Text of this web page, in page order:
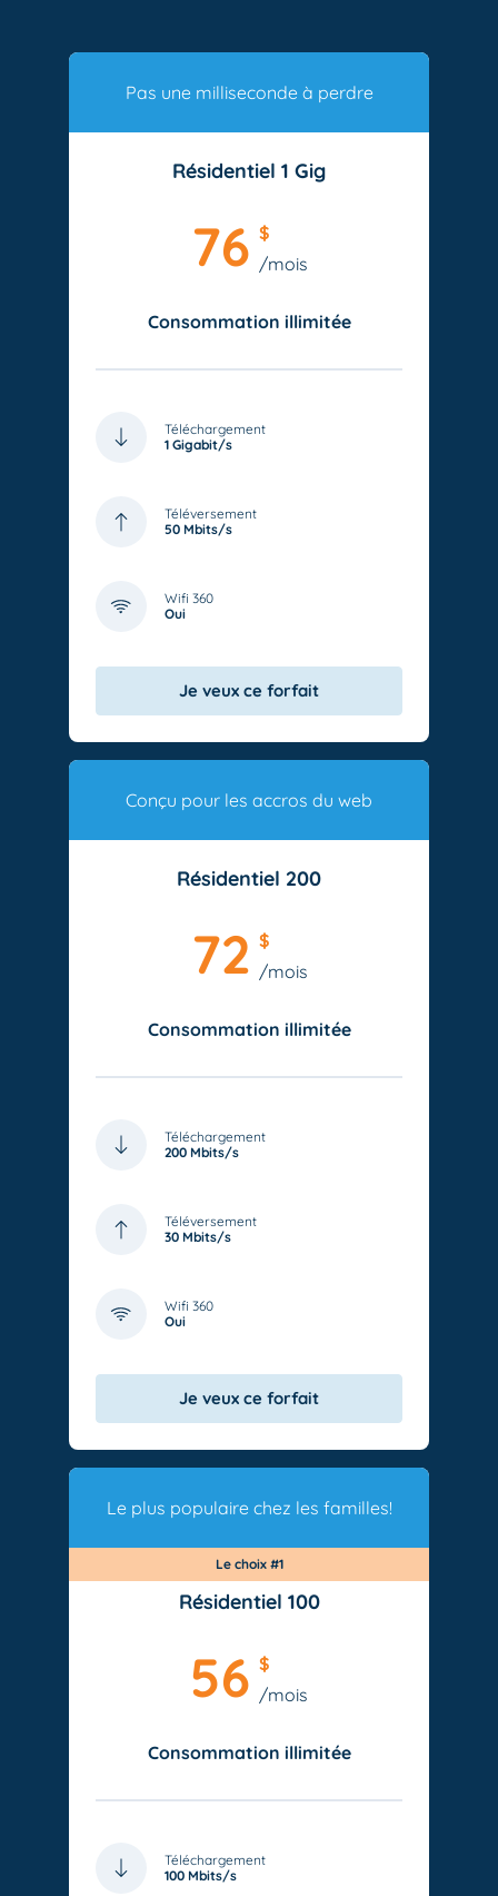
Pas une milliseconde à perdre
Résidentiel 1 Gig
76 $
/mois
Consommation illimitée
Téléchargement
1 Gigabit/s
Téléversement
50 Mbits/s
Wifi 360
Oui
Je veux ce forfait
Conçu pour les accros du web
Résidentiel 200
72 $
/mois
Consommation illimitée
Téléchargement
200 Mbits/s
Téléversement
30 Mbits/s
Wifi 360
Oui
Je veux ce forfait
Le plus populaire chez les familles!
Le choix #1
Résidentiel 100
56 $
/mois
Consommation illimitée
Téléchargement
100 Mbits/s